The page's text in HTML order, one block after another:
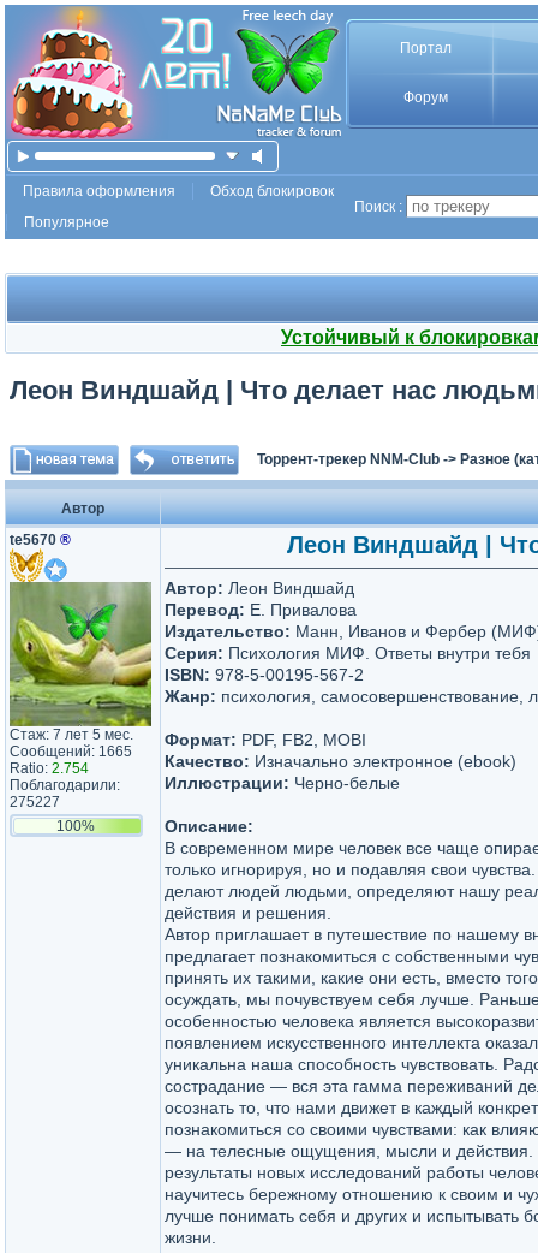
Портал
Форум
Правила оформления
Обход блокировок
Популярное
Поиск :
Устойчивый к
Леон Виндшайд | Что делает нас
Торрент-трекер NNM-Club -> Разное
Автор
te5670 ®
Стаж: 7 лет 5 мес.
Сообщений: 1665
Ratio: 2.754
Поблагодарили:
275227
100%
Леон Виндшайд |
Автор: Леон Виндшайд
Перевод: Е. Привалова
Издательство: Манн, Иванов и Фербер
Серия: Психология МИФ. Ответы внутри тебя
ISBN: 978-5-00195-567-2
Жанр: психология, самосовершенствование,
Формат: PDF, FB2, MOBI
Качество: Изначально электронное (ebook)
Иллюстрации: Черно-белые
Описание:
В современном мире человек все чаще
только игнорируя, но и подавляя свои
делают людей людьми, определяют нашу
действия и решения.
Автор приглашает в путешествие по нашему
предлагает познакомиться с собственными
принять их такими, какие они есть, вместо
осуждать, мы почувствуем себя лучше.
особенностью человека является
появлением искусственного интеллекта
уникальна наша способность чувствовать.
сострадание — вся эта гамма переживаний
осознать то, что нами движет в каждый
познакомиться со своими чувствами: как
— на телесные ощущения, мысли и действия.
результаты новых исследований работы
научитесь бережному отношению к своим и
лучше понимать себя и других и испытывать
жизни.